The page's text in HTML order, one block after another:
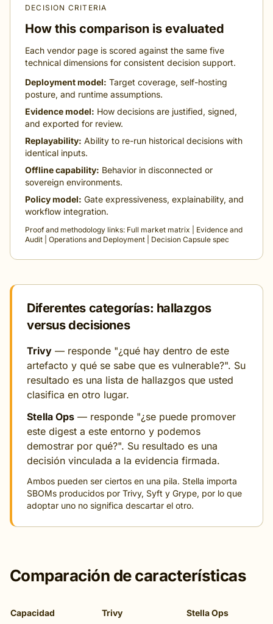
DECISION CRITERIA
How this comparison is evaluated
Each vendor page is scored against the same five
technical dimensions for consistent decision support.
Deployment model: Target coverage, self-hosting
posture, and runtime assumptions.
Evidence model: How decisions are justified, signed,
and exported for review.
Replayability: Ability to re-run historical decisions with
identical inputs.
Offline capability: Behavior in disconnected or
sovereign environments.
Policy model: Gate expressiveness, explainability, and
workflow integration.
Proof and methodology links: Full market matrix
Evidence and
Audit
Operations and Deployment Decision Capsule spec
Diferentes categorías: hallazgos
versus decisiones
Trivy — responde "¿qué hay dentro de este
artefacto y qué se sabe que es vulnerable?". Su
resultado es una lista de hallazgos que usted
clasifica en otro lugar.
Stella Ops — responde "¿se puede promover
este digest a este entorno y podemos
demostrar por qué?". Su resultado es una
decisión vinculada a la evidencia firmada.
Ambos pueden ser ciertos en una pila. Stella importa
SBOMs producidos por Trivy, Syft y Grype, por lo que
adoptar uno no significa descartar el otro.
Comparación de características
Capacidad Trivy Stella Ops